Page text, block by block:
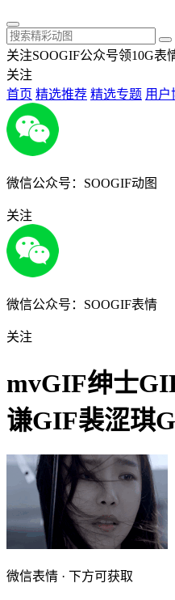
关注SOOGIF公众号领10G表
关注
首页 精选推荐 精选专题 用户
微信公众号：SOOGIF动图
关注
微信公众号：SOOGIF表情
关注
mvGIF绅士
谦GIF裴涩琪
微信表情 · 下方可获取